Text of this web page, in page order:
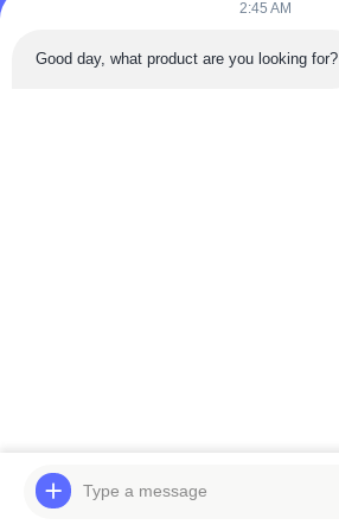
2:45 AM
Good day, what product are you looking for?